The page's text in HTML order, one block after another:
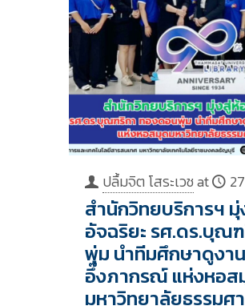
ปลื้มจิต โสระเวชat
สำนักวิทยบริการฯ
อัจฉริยะ รศ.ดร.บุณ
พุ่ม นำทีมศึกษาดูงา
อึ๊งภากรณ์ แห่งหอส
มหาวิทยาลัยธรรมศ